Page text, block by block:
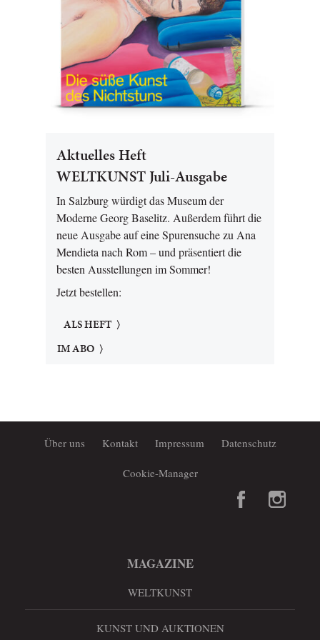
Aktuelles Heft
WELTKUNST Juli-Ausgabe
In Salzburg würdigt das Museum der
Moderne Georg Baselitz. Außerdem führt die
neue Ausgabe auf eine Spurensuche zu Ana
Mendieta nach Rom – und präsentiert die
besten Ausstellungen im Sommer!
Jetzt bestellen:
ALS HEFT
IM ABO
Über uns Kontakt Impressum Datenschutz
Cookie-Manager
MAGAZINE
WELTKUNST
KUNST UND AUKTIONEN